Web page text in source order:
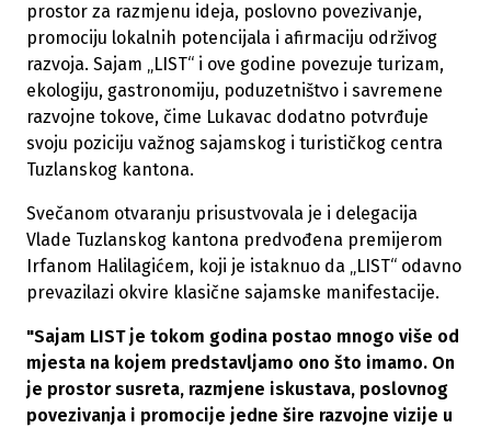
prostor za razmjenu ideja, poslovno povezivanje,
promociju lokalnih potencijala i afirmaciju održivog
razvoja. Sajam „LIST“ i ove godine povezuje turizam,
ekologiju, gastronomiju, poduzetništvo i savremene
razvojne tokove, čime Lukavac dodatno potvrđuje
svoju poziciju važnog sajamskog i turističkog centra
Tuzlanskog kantona.
Svečanom otvaranju prisustvovala je i delegacija
Vlade Tuzlanskog kantona predvođena premijerom
Irfanom Halilagićem, koji je istaknuo da „LIST“ odavno
prevazilazi okvire klasične sajamske manifestacije.
"Sajam LIST je tokom godina postao mnogo više od
mjesta na kojem predstavljamo ono što imamo. On
je prostor susreta, razmjene iskustava, poslovnog
povezivanja i promocije jedne šire razvojne vizije u